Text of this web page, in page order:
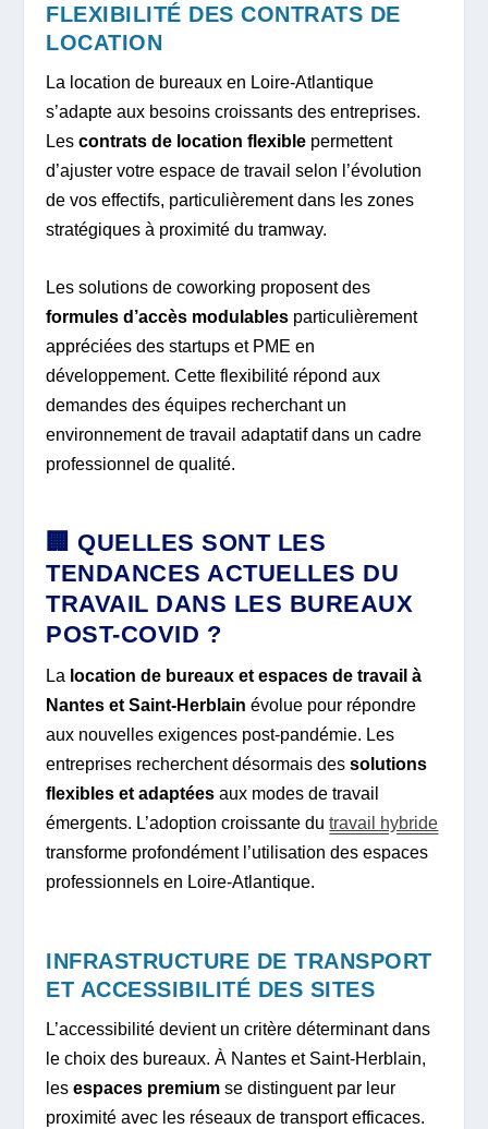
FLEXIBILITÉ DES CONTRATS DE
LOCATION
La location de bureaux en Loire-Atlantique
s’adapte aux besoins croissants des entreprises.
Lescontrats de location flexible permettent
d’ajuster votre espace de travail selon l’évolution
de vos effectifs, particulièrement dans les zones
stratégiques à proximité du tramway.
Les solutions de coworking proposent des
formules d’accès modulables particulièrement
appréciées des startups et PME en
développement. Cette flexibilité répond aux
demandes des équipes recherchant un
environnement de travail adaptatif dans un cadre
professionnel de qualité.
🏢 QUELLES SONT LES
TENDANCES ACTUELLES DU
TRAVAIL DANS LES BUREAUX
POST-COVID ?
La location de bureaux et espaces de travail à
Nantes et Saint-Herblain évolue pour répondre
aux nouvelles exigences post-pandémie. Les
entreprises recherchent désormais dessolutions
flexibles et adaptées aux modes de travail
émergents. L’adoption croissante dutravail hybride
transforme profondément l’utilisation des espaces
professionnels en Loire-Atlantique.
INFRASTRUCTURE DE TRANSPORT
ET ACCESSIBILITÉ DES SITES
L’accessibilité devient un critère déterminant dans
le choix des bureaux. À Nantes et Saint-Herblain,
lesespaces premium se distinguent par leur
proximité avec les réseaux de transport efficaces.